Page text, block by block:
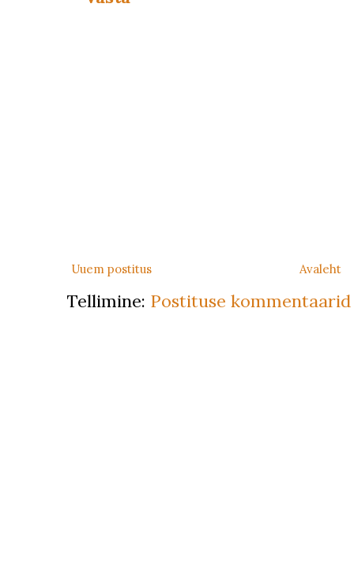
Uuem postitus Avaleht
Tellimine: Postituse